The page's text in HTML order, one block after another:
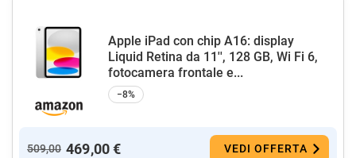
Apple iPad con chip A16: display
Liquid Retina da 11'', 128 GB, Wi Fi 6,
fotocamera frontale e...
−8%
509,00 469,00 € VEDI OFFERTA